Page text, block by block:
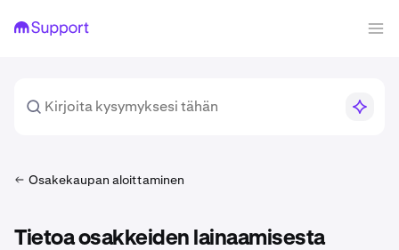
Osakekaupan aloittaminen
Tietoa osakkeiden lainaamisesta